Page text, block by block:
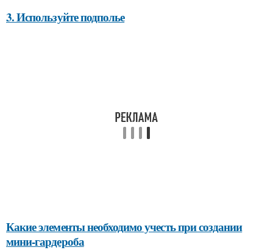
3. Используйте подполье
Какие элементы необходимо учесть при создании
мини-гардероба